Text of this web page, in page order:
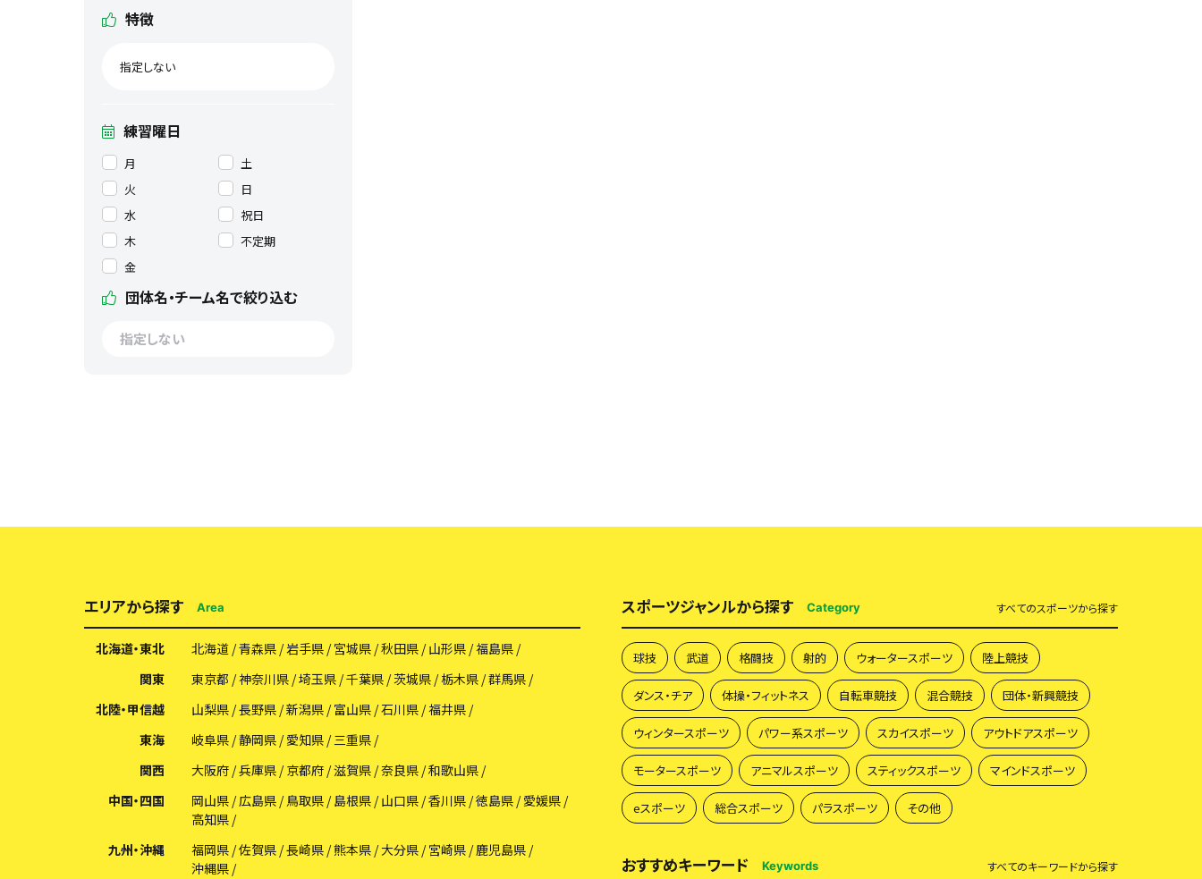
特徴
指定しない
練習曜日
月
土
火
日
水
祝日
木
不定期
金
団体名・チーム名で絞り込む
エリアから探す Area
北海道・東北 北海道 青森県 岩手県 宮城県 秋田県 山形県 福島県
関東
東京都 神奈川県 埼玉県 千葉県 茨城県 栃木県 群馬県
北陸・甲信越
山梨県 長野県 新潟県 富山県 石川県 福井県
東海
岐阜県 静岡県 愛知県 三重県
関西
大阪府 兵庫県 京都府 滋賀県 奈良県 和歌山県
中国・四国
岡山県 広島県 鳥取県 島根県 山口県 香川県 徳島県 愛媛県
高知県
九州・沖縄
福岡県 佐賀県 長崎県 熊本県 大分県 宮崎県 鹿児島県
沖縄県
スポーツジャンルから探す Category すべてのスポーツから探す
球技 武道 格闘技 射的 ウォータースポーツ 陸上競技
ダンス・チア 体操・フィットネス 自転車競技 混合競技 団体・新興競技
ウィンタースポーツ パワー系スポーツ スカイスポーツ アウトドアスポーツ
モータースポーツ アニマルスポーツ スティックスポーツ マインドスポーツ
eスポーツ 総合スポーツ パラスポーツ その他
おすすめキーワード Keywords すべてのキーワードから探す